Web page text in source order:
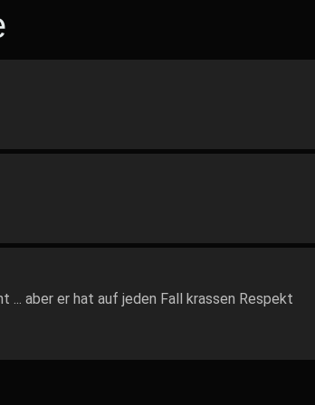
... aber er hat auf jeden Fall krassen Respekt